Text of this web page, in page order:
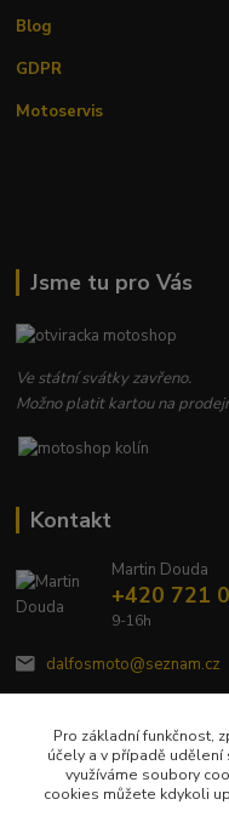
Blog
GDPR
Motoservis
Jsme tu pro Vás
Ve státní svátky zavřeno.
Možno platit kartou na
Kontakt
Martin Douda
+420 721
9-16h
dalfosmoto@seznam.cz
Pro základní funkčnost,
účely a v případě
využíváme soubory
cookies můžete kdykoli